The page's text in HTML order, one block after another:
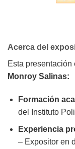
Acerca del
Esta presentación
Monroy Salinas:
Formación
del Instituto
Experiencia
– Expositor en